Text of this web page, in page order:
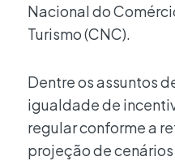
Nacional do
Turismo (CNC).
Dentre os assuntos
igualdade de
regular conforme a
projeção de